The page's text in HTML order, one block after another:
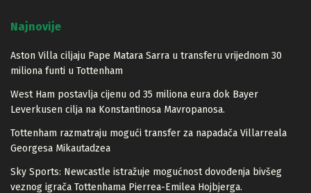
Najnovije
Aston Villa ciljaju Pape Matara Sarra u transferu vrijednom 30
miliona funti u Tottenham
West Ham postavlja cijenu od 35 miliona eura dok Bayer
Leverkusen cilja na Konstantinosa Mavropanosa.
Tottenham razmatraju mogući transfer za napadača Villarreala
Georgesa Mikautadzea
Sky Sports: Newcastle istražuje mogućnost dovođenja bivšeg
veznog igrača Tottenhama Pierrea-Emilea Hojbjerga.